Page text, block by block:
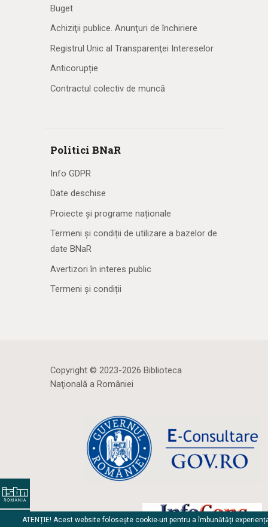
Buget
Achiziţii publice. Anunţuri de închiriere
Registrul Unic al Transparenţei Intereselor
Anticorupție
Contractul colectiv de muncă
Politici BNaR
Info GDPR
Date deschise
Proiecte și programe naționale
Termeni și condiții de utilizare a bazelor de
date BNaR
Avertizori în interes public
Termeni și condiții
Copyright © 2023-2026 Biblioteca
Naţională a României
ATENȚIE! Acest website folosește cookie-uri pentru a îmbunătăți